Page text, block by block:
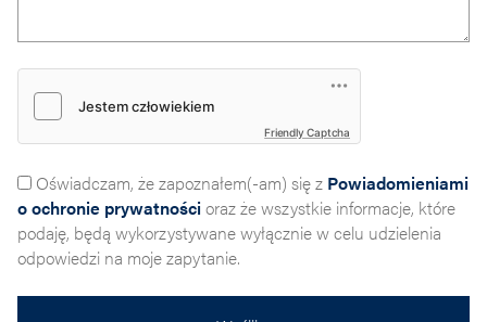
Friendly Captcha
Oświadczam, że zapoznałem(-am) się z Powiadomieniami
o ochronie prywatności oraz że wszystkie informacje, które
podaję, będą wykorzystywane wyłącznie w celu udzielenia
odpowiedzi na moje zapytanie.